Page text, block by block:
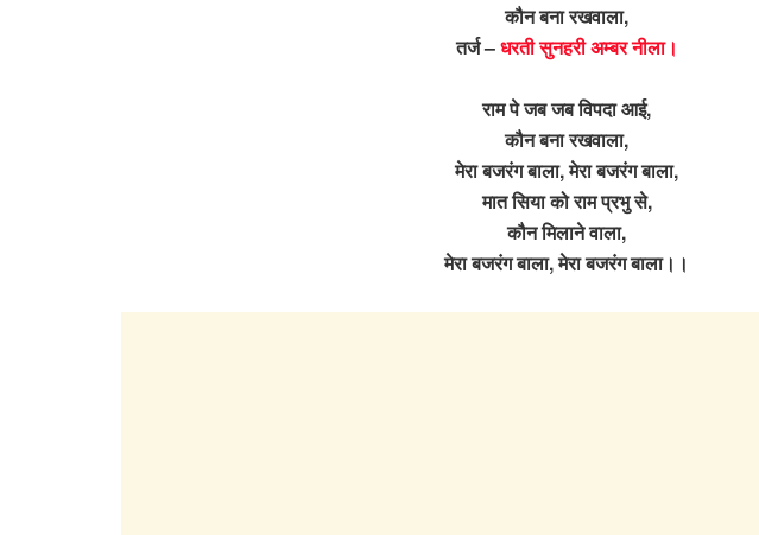
कौन बना रखवाला,
तर्ज –धरती सुनहरी अम्बर नीला।
राम पे जब जब विपदा आई,
कौन बना रखवाला,
मेरा बजरंग बाला, मेरा बजरंग बाला,
मात सिया को राम प्रभु से,
कौन मिलाने वाला,
मेरा बजरंग बाला, मेरा बजरंग बाला।।